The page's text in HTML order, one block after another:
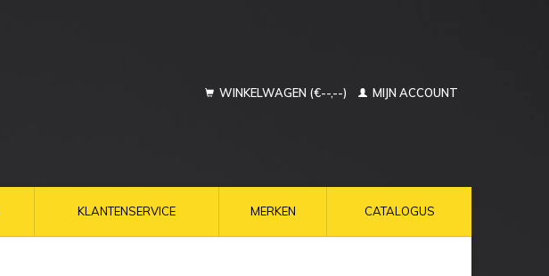
WINKELWAGEN (€--,--) MIJN ACCOUNT
KLANTENSERVICE MERKEN CATALOGUS